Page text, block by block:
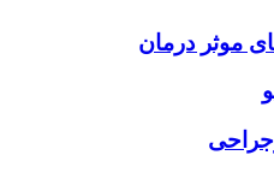
موثر درمان